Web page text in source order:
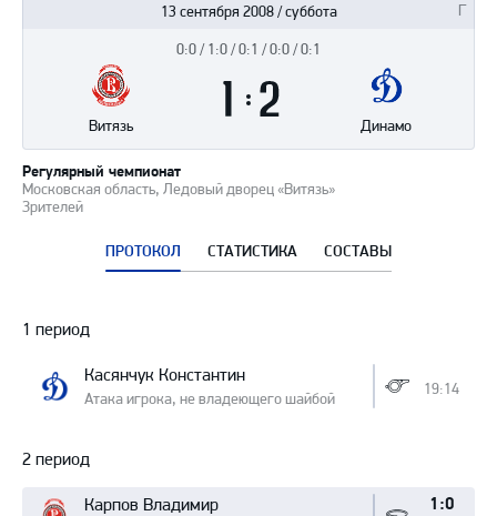
13 сентября 2008 / суббота
Московская область, Ледовый дворец «Витязь»
Зрителей
Регулярный чемпионат
матча
0:0 / 1:0 / 0:1 / 0:0 / 0:1
Витязь Динамо
ПРОТОКОЛ СТАТИСТИКА СОСТАВЫ
Протокол
1 период
Касянчук Константин
Атака игрока, не владеющего шайбой
19:14
2 период
Карпов Владимир 1:0